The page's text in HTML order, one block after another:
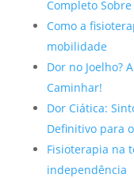
Completo
Como a
mobilidade
Dor no Joelho?
Caminhar!
Dor Ciática:
Definitivo para
Fisioterapia na
independência